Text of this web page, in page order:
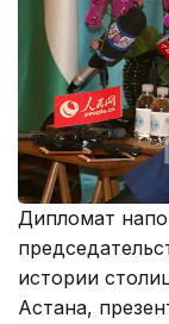
Дипломат
истории
Астана,